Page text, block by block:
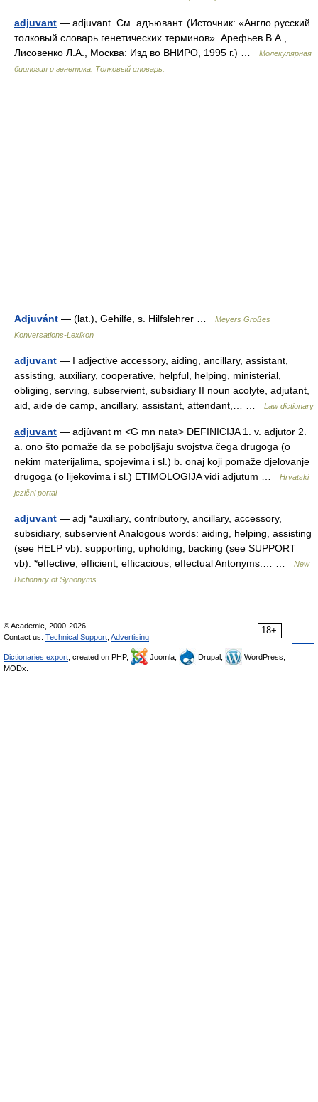
adjuvant — adjuvant. См. адъювант. (Источник: «Англо русский
толковый словарь генетических терминов». Арефьев В.А.,
Лисовенко Л.А., Москва: Изд во ВНИРО, 1995 г.) …
Молекулярная
биология и генетика. Толковый словарь.
Adjuvánt — (lat.), Gehilfe, s. Hilfslehrer …
Meyers Großes
Konversations-Lexikon
adjuvant — I adjective accessory, aiding, ancillary, assistant,
assisting, auxiliary, cooperative, helpful, helping, ministerial,
obliging, serving, subservient, subsidiary II noun acolyte, adjutant,
aid, aide de camp, ancillary, assistant, attendant,… …
Law dictionary
adjuvant — adjùvant m <G mn nātā> DEFINICIJA 1. v. adjutor 2.
a. ono što pomaže da se poboljšaju svojstva čega drugoga (o
nekim materijalima, spojevima i sl.) b. onaj koji pomaže djelovanje
drugoga (o lijekovima i sl.) ETIMOLOGIJA vidi adjutum …
Hrvatski
jezični portal
adjuvant — adj *auxiliary, contributory, ancillary, accessory,
subsidiary, subservient Analogous words: aiding, helping, assisting
(see HELP vb): supporting, upholding, backing (see SUPPORT
vb): *effective, efficient, efficacious, effectual Antonyms:… …
New
Dictionary of Synonyms
18+
© Academic, 2000-2026
Contact us: Technical Support Advertising
Dictionaries export , created on PHP, Joomla, Drupal,
WordPress,
MODx.